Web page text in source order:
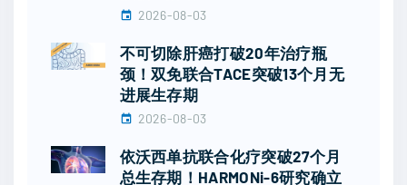
2026-08-03
不可切除肝癌打破20年治疗瓶
颈！双免联合TACE突破13个月无
进展生存期
2026-08-03
依沃西单抗联合化疗突破27个月
总生存期！HARMONi-6研究确立